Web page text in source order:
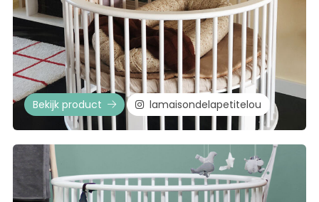
Bekijk product lamaisondelapetitelou